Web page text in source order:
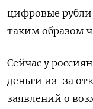
цифровые
таким образом
Сейчас у
деньги из-за
заявлений о